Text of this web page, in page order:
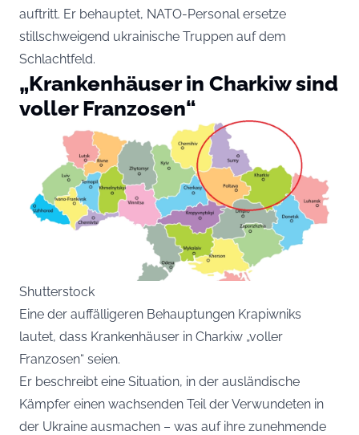
auftritt. Er behauptet, NATO-Personal ersetze
stillschweigend ukrainische Truppen auf dem
Schlachtfeld.
„Krankenhäuser in Charkiw sind
voller Franzosen“
Shutterstock
Eine der auffälligeren Behauptungen Krapiwniks
lautet, dass Krankenhäuser in Charkiw „voller
Franzosen“ seien.
Er beschreibt eine Situation, in der ausländische
Kämpfer einen wachsenden Teil der Verwundeten in
der Ukraine ausmachen – was auf ihre zunehmende